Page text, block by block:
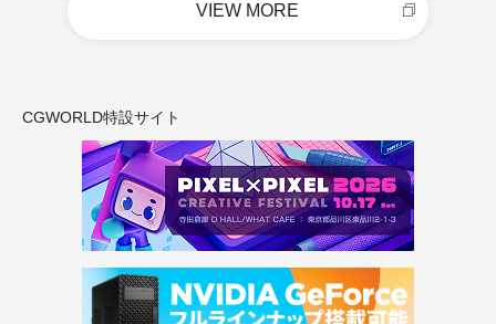
VIEW MORE
CGWORLD特設サイト